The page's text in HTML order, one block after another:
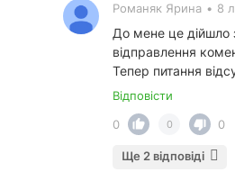
Романяк Ярина • 8
До мене це дійшло
відправлення
Тепер питання
Відповісти
0
0 0
Ще 2 відповіді